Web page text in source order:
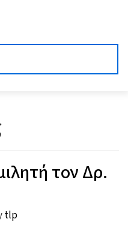
τον Δρ.
tlp